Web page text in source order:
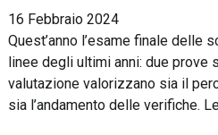
16 Febbraio 2024
Quest’anno l’esame finale delle
linee degli ultimi anni: due prove
valutazione valorizzano sia il
sia l’andamento delle verifiche.